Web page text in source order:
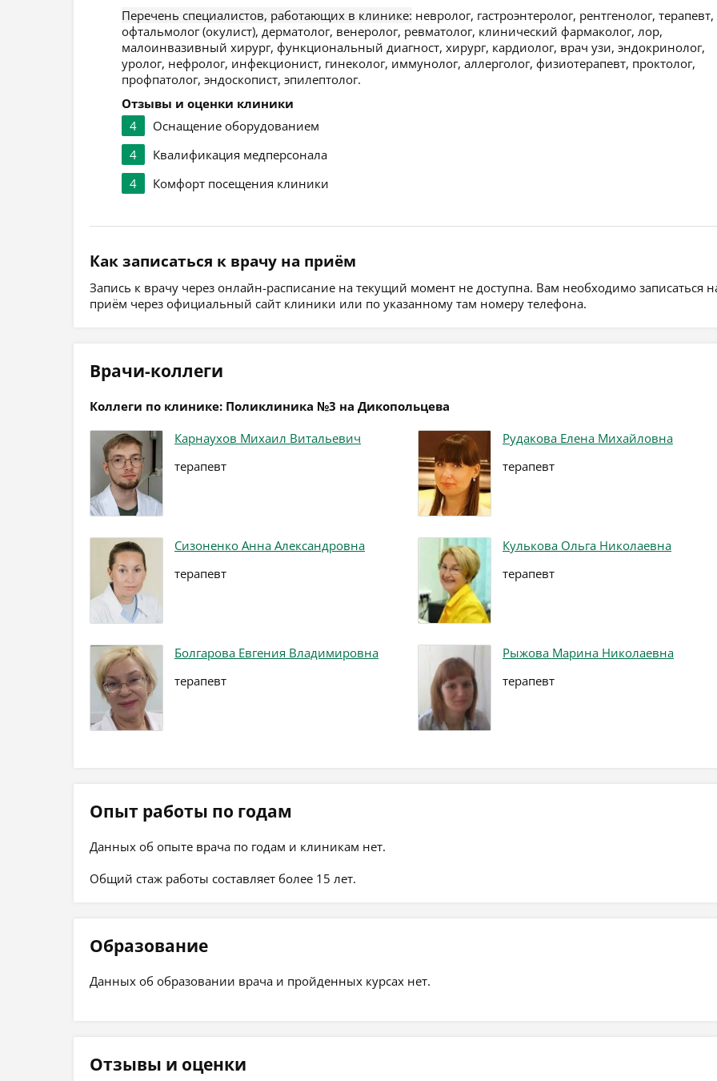
Перечень специалистов, работающих в клинике: невролог, гастроэнтеролог, рентгенолог, терапевт,
офтальмолог (окулист), дерматолог, венеролог, ревматолог, клинический фармаколог, лор,
малоинвазивный хирург, функциональный диагност, хирург, кардиолог, врач узи, эндокринолог,
уролог, нефролог, инфекционист, гинеколог, иммунолог, аллерголог, физиотерапевт, проктолог,
профпатолог, эндоскопист, эпилептолог.
Отзывы и оценки клиники
4
Оснащение оборудованием
4
Квалификация медперсонала
4
Комфорт посещения клиники
Как записаться к врачу на приём
Запись к врачу через онлайн-расписание на текущий момент не доступна. Вам необходимо записаться
приём через официальный сайт клиники или по указанному там номеру телефона.
Врачи-коллеги
Коллеги по клинике: Поликлиника №3 на Дикопольцева
Карнаухов Михаил Витальевич
терапевт
Рудакова Елена Михайловна
терапевт
Сизоненко Анна Александровна
терапевт
Кулькова Ольга Николаевна
терапевт
Болгарова Евгения Владимировна
терапевт
Рыжова Марина Николаевна
терапевт
Опыт работы по годам
Данных об опыте врача по годам и клиникам нет.
Общий стаж работы составляет более 15 лет.
Образование
Данных об образовании врача и пройденных курсах нет.
Отзывы и оценки